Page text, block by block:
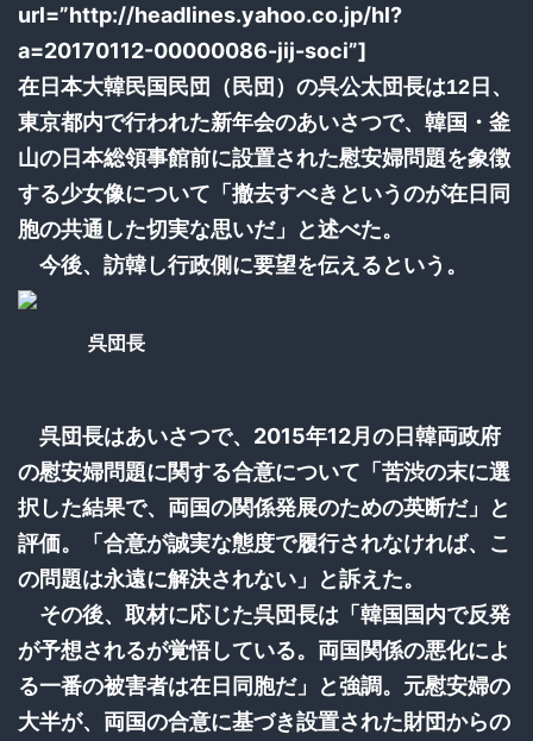
url=”http://headlines.yahoo.co.jp/hl?
a=20170112-00000086-jij-soci”]
在日本大韓民国民団（民団）の呉公太団長は12日、
東京都内で行われた新年会のあいさつで、韓国・釜
山の日本総領事館前に設置された慰安婦問題を象徴
する少女像について「撤去すべきというのが在日同
胞の共通した切実な思いだ」と述べた。
今後、訪韓し行政側に要望を伝えるという。
呉団長
呉団長はあいさつで、2015年12月の日韓両政府
の慰安婦問題に関する合意について「苦渋の末に選
択した結果で、両国の関係発展のための英断だ」と
評価。「合意が誠実な態度で履行されなければ、こ
の問題は永遠に解決されない」と訴えた。
その後、取材に応じた呉団長は「韓国国内で反発
が予想されるが覚悟している。両国関係の悪化によ
る一番の被害者は在日同胞だ」と強調。元慰安婦の
大半が、両国の合意に基づき設置された財団からの